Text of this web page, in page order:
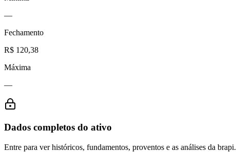
—
Fechamento
R$ 120,38
Máxima
—
Dados completos do ativo
Entre para ver históricos, fundamentos, proventos e as análises da brapi.